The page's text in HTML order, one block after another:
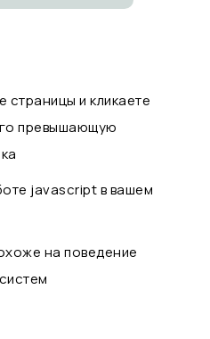
страницы и кликаете
превышающую
javascript в вашем
на поведение